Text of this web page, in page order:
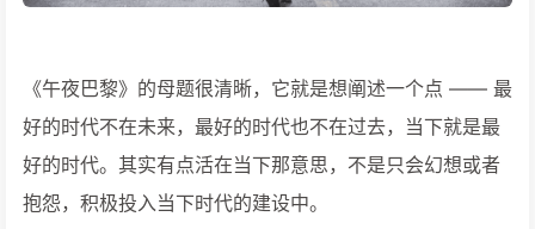
《午夜巴黎》的母题很清晰，它就是想阐述一个点 —— 最
好的时代不在未来，最好的时代也不在过去，当下就是最
好的时代。其实有点活在当下那意思，不是只会幻想或者
抱怨，积极投入当下时代的建设中。